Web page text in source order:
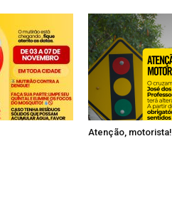
Atenção, motorista!